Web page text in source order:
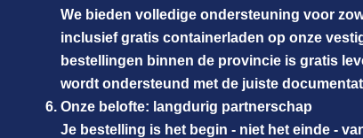
We bieden volledige ondersteuning voor
inclusief gratis containerladen op onze
bestellingen binnen de provincie is gratis
wordt ondersteund met de juiste
Onze belofte: langdurig partnerschap
Je bestelling is het begin - niet het einde -